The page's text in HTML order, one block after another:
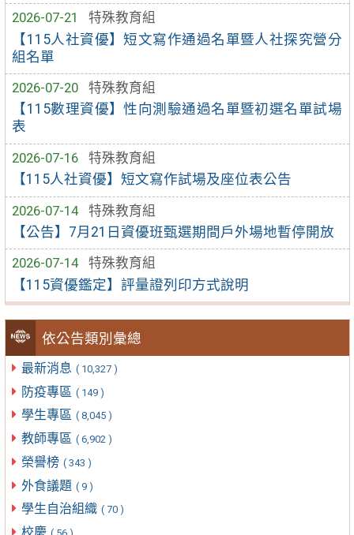
2026-07-21
特殊教育組
【115人社資優】短文寫作通過名單暨人社探究營分
組名單
2026-07-20
特殊教育組
【115數理資優】性向測驗通過名單暨初選名單試場
表
2026-07-16
特殊教育組
【115人社資優】短文寫作試場及座位表公告
2026-07-14
特殊教育組
【公告】7月21日資優班甄選期間戶外場地暫停開放
2026-07-14
特殊教育組
【115資優鑑定】評量證列印方式說明
依公告類別彙總
最新消息 ( 10,327 )
防疫專區 ( 149 )
學生專區 ( 8,045 )
教師專區 ( 6,902 )
榮譽榜 ( 343 )
外食議題 ( 9 )
學生自治組織 ( 70 )